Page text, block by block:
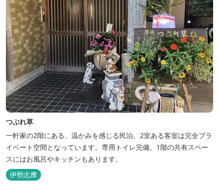
つぶれ草
一軒家の2階にある、温かみを感じる民泊。2室ある客室は完全プラ
イベート空間となっています。専用トイレ完備。1階の共有スペー
スにはお風呂やキッチンもあります。
伊勢志摩